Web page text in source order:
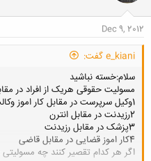
Dec 9, 2012
e_kiani گفت:
سلام:خسته نباشید
مسولیت حقوقی هریک از افراد در
1وکیل سرپرست در مقابل کار اموز وکالت
2رزیدنت در مقابل انترن
3پزشک در مقابل رزیدنت
4کار اموز قضایی در مقابل قاضی
اگر هر کدام تقصیر کنند چه